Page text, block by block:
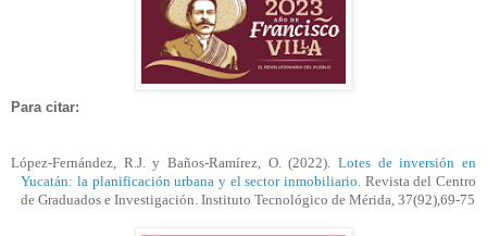
Para citar:
López-Fernández, R.J. y Baños-Ramírez, O. (2022).
Lotes de inversión en
Yucatán: la planificación urbana y el sector inmobiliario. Revista del Centro
de Graduados e Investigación. Instituto Tecnológico de Mérida, 37(92),69-75